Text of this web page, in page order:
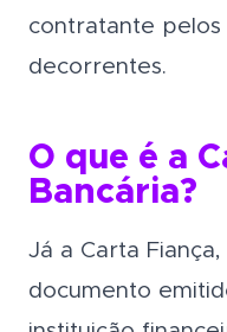
contratante
decorrentes.
O que é a
Bancária?
Já a Carta
documento